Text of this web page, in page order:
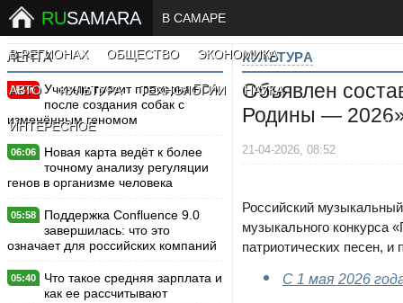
RUSAMARA В САМАРЕ
В РЕГИОНАХ ОБЩЕСТВО ЭКОНОМИКА
АВТО КУЛЬТУРА ТЕХНОЛОГИИ НАУКА
ИНТЕРЕСНОЕ
ЛЕНТА
New
Ученым грозит проверка FDA
после создания собак с
изменённым геномом
06:06
Новая карта ведёт к более
точному анализу регуляции
генов в организме человека
05:58
Поддержка Confluence 9.0
завершилась: что это
означает для российских компаний
05:40
Что такое средняя зарплата и
как ее рассчитывают
КУЛЬТУРА
Объявлен
Родины —
21-04-2026, 08:52
Российский
музыкального конкурса
патриотических песен, и
С 1 мая 2026